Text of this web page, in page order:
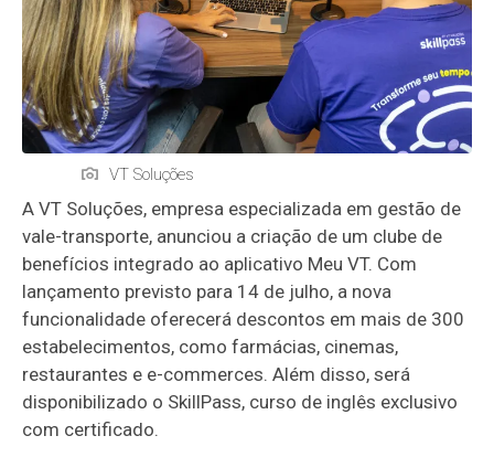
VT Soluções
A VT Soluções, empresa especializada em gestão de
vale-transporte, anunciou a criação de um clube de
benefícios integrado ao aplicativo Meu VT. Com
lançamento previsto para 14 de julho, a nova
funcionalidade oferecerá descontos em mais de 300
estabelecimentos, como farmácias, cinemas,
restaurantes e e-commerces. Além disso, será
disponibilizado o SkillPass, curso de inglês exclusivo
com certificado.